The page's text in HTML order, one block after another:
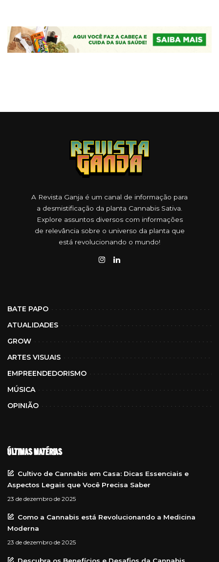
A Revista Ganja é um canal de informação para
a desmistificação da planta Cannabis Sativa.
Explore assuntos diversos com informações
de relevância sobre o universo da planta que
está revolucionando o mundo!
BATE PAPO
ATUALIDADES
GROW
ARTES VISUAIS
EMPREENDEDORISMO
MÚSICA
OPINIÃO
ÚLTIMAS MATÉRIAS
Cultivo de Cannabis em Casa: Dicas Essenciais e
Aspectos Legais que Você Precisa Saber
23 de dezembro de 2025
Como a Cannabis está Revolucionando a Medicina
Moderna
23 de dezembro de 2025
Descubra os Benefícios e Desafios da Cannabis